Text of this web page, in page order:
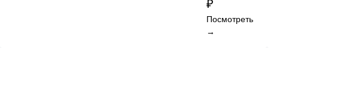
₽
Посмотреть
→